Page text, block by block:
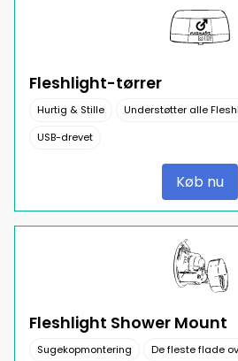
Fleshlight-tørrer
Hurtig & Stille
Understøtter alle
USB-drevet
Køb nu
Fleshlight Shower Mount
Sugekopmontering
De fleste flade